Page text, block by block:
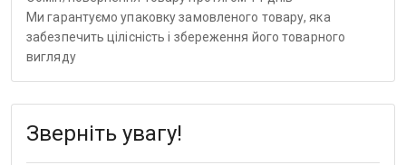
Ми гарантуємо упаковку замовленого товару, яка
забезпечить цілісність і збереження його товарного
вигляду
Зверніть увагу!